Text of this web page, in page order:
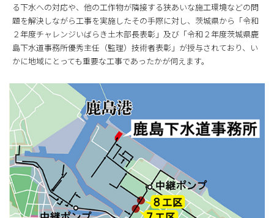
る下水への対応や、他の工作物が隣接する狭あいな施工環境などの問
題を解決しながら工事を実施したその手際に対し、茨城県から「令和
２年度チャレンジいばらき土木部長表彰」及び「令和２年度茨城県鹿
島下水道事務所優秀主任（監理）技術者表彰」が授与されており、い
かに地域にとっても重要な工事であったかが伺えます。